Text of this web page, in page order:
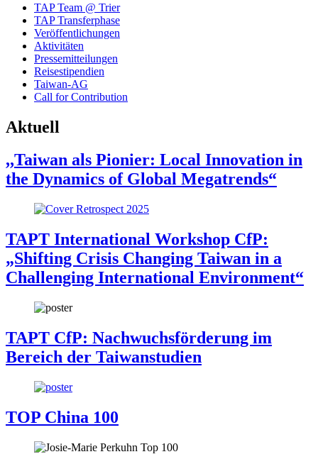
TAP Team @ Trier
TAP Transferphase
Veröffentlichungen
Aktivitäten
Pressemitteilungen
Reisestipendien
Taiwan-AG
Call for Contribution
Aktuell
,,Taiwan als Pionier: Local Innovation in
the Dynamics of Global Megatrends“
TAPT International Workshop CfP:
„Shifting Crisis Changing Taiwan in a
Challenging International Environment“
TAPT CfP: Nachwuchsförderung im
Bereich der Taiwanstudien
TOP China 100